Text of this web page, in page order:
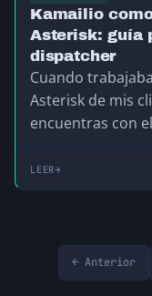
Kamailio
Asterisk: guía
dispatcher
Cuando
Asterisk de mis
encuentras con
LEER
← Anterior